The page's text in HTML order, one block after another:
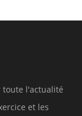
toute l'actualité
et les